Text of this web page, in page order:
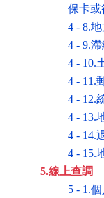
保卡或
4 - 8.
4 - 9.
4 - 10.
4 - 11.
4 - 12.
4 - 13.
4 - 14.
4 - 15.
5.線上查調
5 - 1.